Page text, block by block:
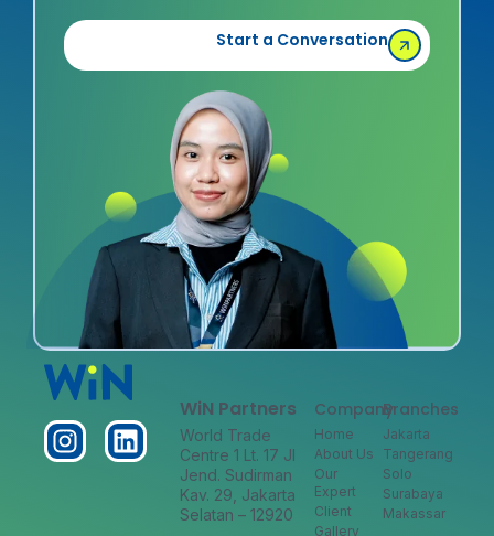
Start a Conversation
WiN Partners
World Trade
Centre 1 Lt. 17 Jl
Jend. Sudirman
Kav. 29, Jakarta
Selatan – 12920
Company
Home
About Us
Our
Expert
Client
Gallery
Branches
Jakarta
Tangerang
Solo
Surabaya
Makassar